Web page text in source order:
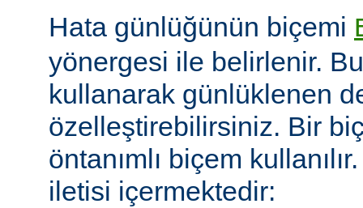
Hata günlüğünün biçemi
yönergesi ile belirlenir.
kullanarak günlüklenen
özelleştirebilirsiniz. Bir
öntanımlı biçem
iletisi içermektedir: